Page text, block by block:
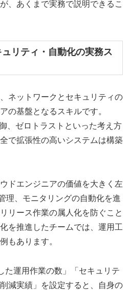
、あくまで実務で説明できるこ
リティ・自動化の実務ス
ネットワークとセキュリティの
の基盤となるスキルです。
、ゼロトラストといった考え方
で拡張性の高いシステムは構築
ドエンジニアの価値を大きく左
理、モニタリングの自動化を進
リース作業の属人化を防ぐこと
を推進したチームでは、運用工
もあります。
た運用作業の数」「セキュリテ
減実績」を設定すると、自身の